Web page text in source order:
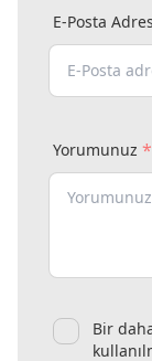
E-Posta
Yorumunuz *
Bir